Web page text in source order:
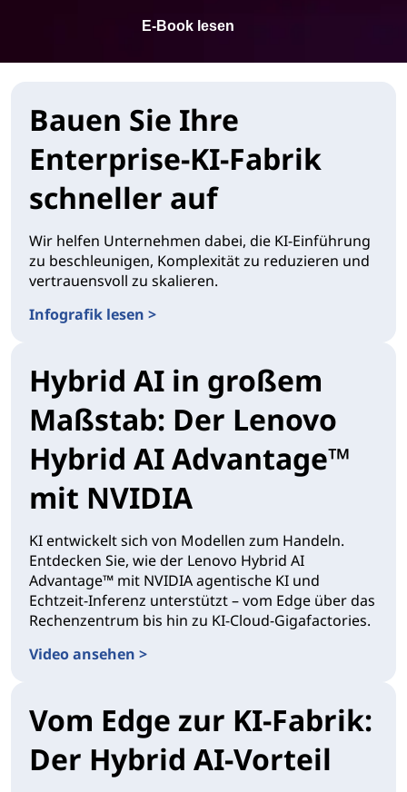
E-Book lesen
Bauen Sie Ihre
Enterprise-KI-Fabrik
schneller auf
Wir helfen Unternehmen dabei, die KI-Einführung
zu beschleunigen, Komplexität zu reduzieren und
vertrauensvoll zu skalieren.
Infografik lesen >
Hybrid AI in großem
Maßstab: Der Lenovo
Hybrid AI Advantage™
mit NVIDIA
KI entwickelt sich von Modellen zum Handeln.
Entdecken Sie, wie der Lenovo Hybrid AI
Advantage™ mit NVIDIA agentische KI und
Echtzeit-Inferenz unterstützt – vom Edge über das
Rechenzentrum bis hin zu KI-Cloud-Gigafactories.
Video ansehen >
Vom Edge zur KI-Fabrik:
Der Hybrid AI-Vorteil